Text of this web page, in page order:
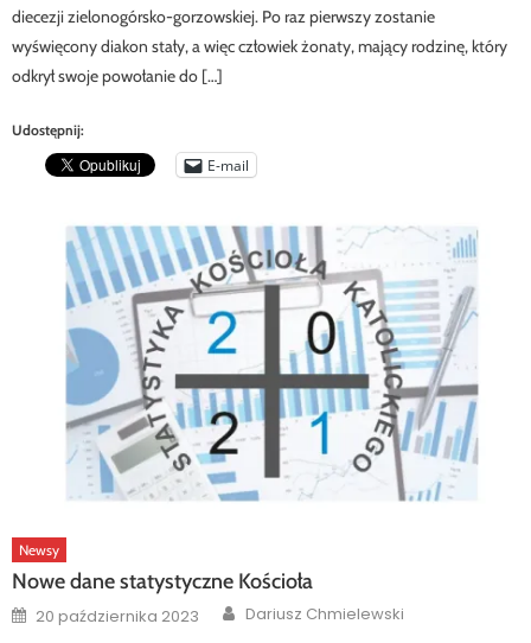
diecezji zielonogórsko-gorzowskiej. Po raz pierwszy zostanie
wyświęcony diakon stały, a więc człowiek żonaty, mający rodzinę, który
odkrył swoje powołanie do […]
Udostępnij:
E-mail
Newsy
Nowe dane statystyczne Kościoła
Posted
on
20 października 2023 Author
Dariusz Chmielewski